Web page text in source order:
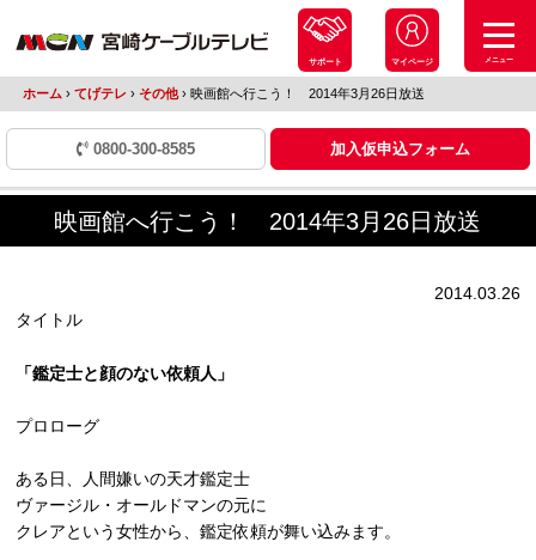
サポート マイページ メニュー
ホーム › てげテレ › その他 ›映画館へ行こう！ 2014年3月26日放送
0800-300-8585 加入仮申込フォーム
映画館へ行こう！ 2014年3月26日放送
2014.03.26
タイトル
「鑑定士と顔のない依頼人」
プロローグ
ある日、人間嫌いの天才鑑定士
ヴァージル・オールドマンの元に
クレアという女性から、鑑定依頼が舞い込みます。